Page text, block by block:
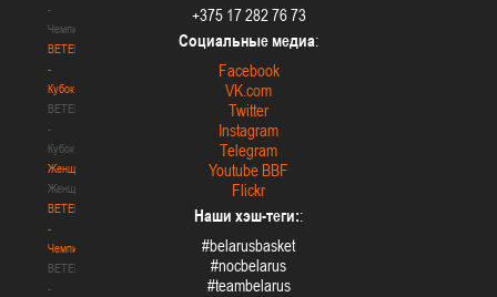
-
Чемпионат
BETERA
-
Кубок
BETERA
-
Кубок
Женщины
Женщины
BETERA
-
Чемпионат
BETERA
-
+375 17 282 76 73
Социальные медиа:
Facebook
VK.com
Twitter
Instagram
Telegram
Youtube BBF
Flickr
Наши хэш-теги::
#belarusbasket
#nocbelarus
#teambelarus